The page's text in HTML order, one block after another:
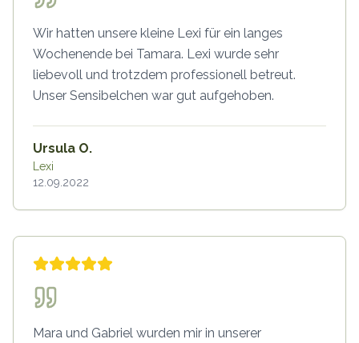
Wir hatten unsere kleine Lexi für ein langes
Wochenende bei Tamara. Lexi wurde sehr
liebevoll und trotzdem professionell betreut.
Unser Sensibelchen war gut aufgehoben.
Ursula O.
Lexi
12.09.2022
Mara und Gabriel wurden mir in unserer